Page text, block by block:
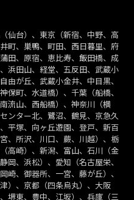
仙台）、東京（新宿、中野、高
町、巣鴨、町田、西日暮里、府
田、原宿、恵比寿、飯田橋、成
浜田山、経堂、五反田、武蔵小
由が丘、武蔵小金井、中目黒、
保町、水道橋）、千葉（船橋、
流山、西船橋）、神奈川（横
ンター北、鷺沼、鶴見、京急久
平塚、向ヶ丘遊園、登戸、新百
、所沢、川口、蕨、川越）、栃
高崎）、新潟、富山、石川（金
岡、浜松）、愛知（名古屋栄、
崎、御器所、一宮、藤が丘）、
）、京都（四条烏丸）、大阪
堺東、豊中、江坂）、兵庫（三